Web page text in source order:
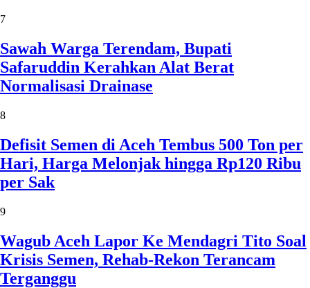
7
Sawah Warga Terendam, Bupati
Safaruddin Kerahkan Alat Berat
Normalisasi Drainase
8
Defisit Semen di Aceh Tembus 500 Ton per
Hari, Harga Melonjak hingga Rp120 Ribu
per Sak
9
Wagub Aceh Lapor Ke Mendagri Tito Soal
Krisis Semen, Rehab-Rekon Terancam
Terganggu